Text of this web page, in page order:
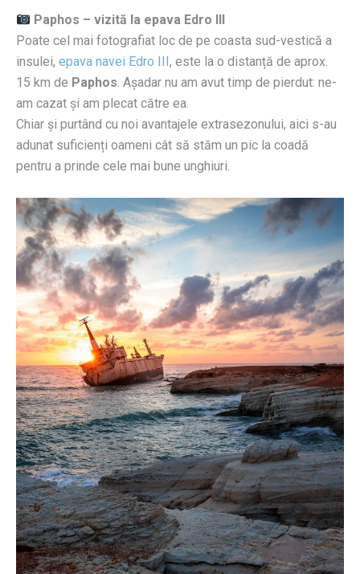
Paphos – vizită la epava Edro III
Poate cel mai fotografiat loc de pe coasta sud-vestică a
insulei, epava navei Edro III , este la o distanță de aprox.
15 km de Paphos. Așadar nu am avut timp de pierdut: ne-
am cazat și am plecat către ea.
Chiar și purtând cu noi avantajele extrasezonului, aici s-au
adunat suficienți oameni cât să stăm un pic la coadă
pentru a prinde cele mai bune unghiuri.